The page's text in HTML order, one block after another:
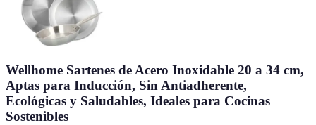
Wellhome Sartenes de Acero Inoxidable 20 a 34 cm,
Aptas para Inducción, Sin Antiadherente,
Ecológicas y Saludables, Ideales para Cocinas
Sostenibles